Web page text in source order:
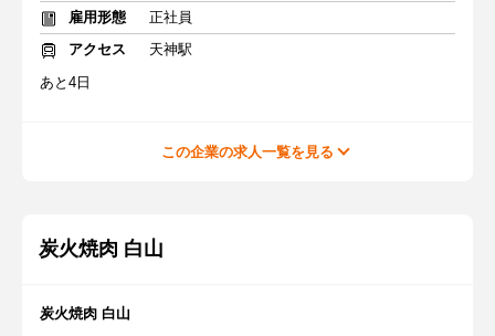
雇用形態
正社員
アクセス
天神駅
あと4日
この企業の求人一覧を見る
炭火焼肉 白山
炭火焼肉 白山